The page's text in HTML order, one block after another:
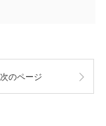
次のページ